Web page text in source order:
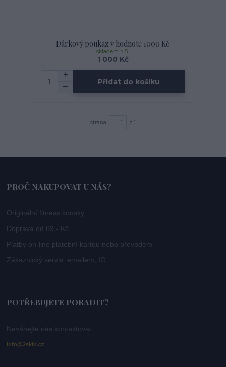
Dárkový poukaz v hodnotě 1000 Kč
1 000 Kč
skladem > 5
Přidat do košíku
strana z 1
PROČ NAKUPOVAT U NÁS?
Originální fitness kousky
Doprava od 69,- Kč
Platby on-line platební kartou nebo převodem
Zákaznický servis: emailem, IG
POTŘEBUJETE PORADIT?
Neváhejte nás kontaktovat:
info@2skin.cz